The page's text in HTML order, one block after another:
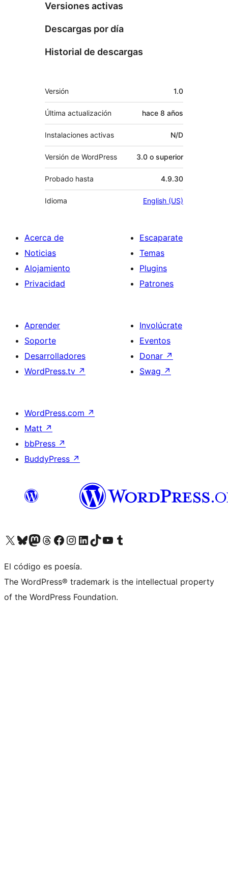
Versiones activas
Descargas por día
Historial de descargas
Meta
Versión 1.0
Última actualización hace 8 años
Instalaciones activas N/D
Versión de WordPress 3.0 o superior
Probado hasta 4.9.30
Idioma English (US)
Acerca de
Noticias
Alojamiento
Privacidad
Escaparate
Temas
Plugins
Patrones
Aprender
Soporte
Desarrolladores
WordPress.tv ↗
Involúcrate
Eventos
Donar ↗
Swag ↗
WordPress.com ↗
Matt ↗
bbPress ↗
BuddyPress ↗
Visita nuestra cuenta de X (anteriormente Twitter)
Visita nuestra cuenta de Bluesky
Visita nuestra cuenta de Mastodon
Visita nuestra cuenta de Threads
Visita nuestra página de Facebook
Visita nuestra cuenta de Instagram
Visita nuestra cuenta de LinkedIn
Visita nuestra cuenta de TikTok
Visita nuestro canal de YouTube
Visita nuestra cuenta de Tumblr
El código es poesía.
The WordPress® trademark is the intellectual property
of the WordPress Foundation.